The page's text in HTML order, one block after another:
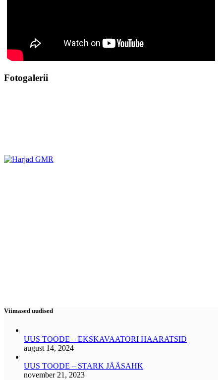
Fotogalerii
Viimased uudised
UUS TOODE – EKSKAVAATORI HAARATSID
august 14, 2024
UUS TOODE – STARK JÄÄSAHK
november 21, 2023